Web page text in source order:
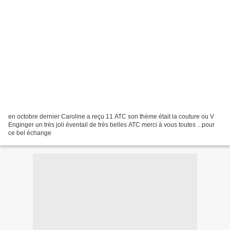
en octobre dernier Caroline a reçu 11 ATC son thème était la couture ou V
Enginger un très joli éventail de très belles ATC merci à vous toutes ...pour
ce bel échange